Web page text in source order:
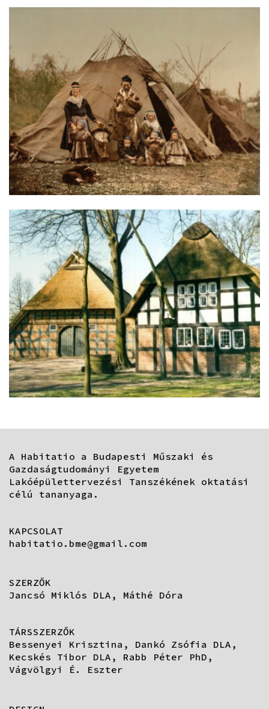
A Habitatio a Budapesti Műszaki és
Gazdaságtudományi Egyetem
Lakóépülettervezési Tanszékének oktatási
célú tananyaga.
KAPCSOLAT
habitatio.bme@gmail.com
SZERZŐK
Jancsó Miklós DLA, Máthé Dóra
TÁRSSZERZŐK
Bessenyei Krisztina, Dankó Zsófia DLA,
Kecskés Tibor DLA, Rabb Péter PhD,
Vágvölgyi É. Eszter